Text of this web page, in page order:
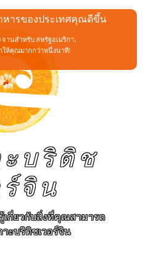
บริติช
จิน
กี่ยวกับสิ่งที่คุณสามารถ
ะบริติชเวอร์จิน
หารของประเทศคุณดีขึ้น
านสำหรับ สหรัฐอเมริกา.
ให้คุณมากกว่าหนึ่งนาที!